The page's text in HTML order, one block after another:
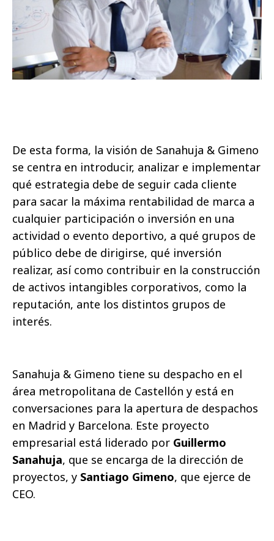
De esta forma, la visión de Sanahuja & Gimeno
se centra en introducir, analizar e implementar
qué estrategia debe de seguir cada cliente
para sacar la máxima rentabilidad de marca a
cualquier participación o inversión en una
actividad o evento deportivo, a qué grupos de
público debe de dirigirse, qué inversión
realizar, así como contribuir en la construcción
de activos intangibles corporativos, como la
reputación, ante los distintos grupos de
interés.
Sanahuja & Gimeno tiene su despacho en el
área metropolitana de Castellón y está en
conversaciones para la apertura de despachos
en Madrid y Barcelona. Este proyecto
empresarial está liderado por Guillermo
Sanahuja, que se encarga de la dirección de
proyectos, y Santiago Gimeno, que ejerce de
CEO.